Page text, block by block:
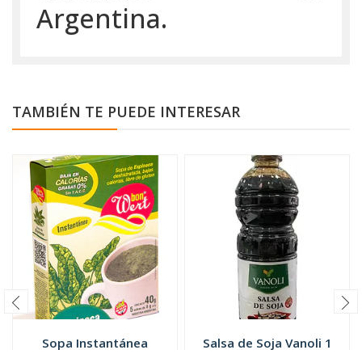
Argentina.
TAMBIÉN TE PUEDE INTERESAR
Sopa Instantánea
Salsa de Soja Vanoli 1